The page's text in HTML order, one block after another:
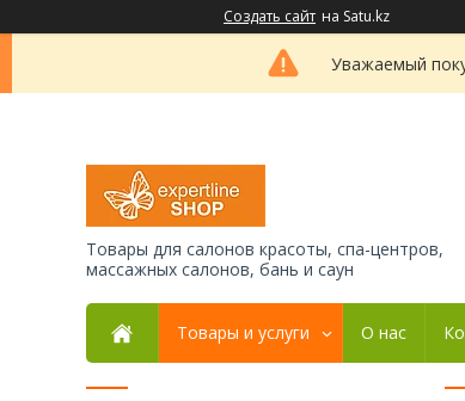
Создать сайт на Satu.kz
Уважаемый
Товары для салонов красоты, спа-центров,
массажных салонов, бань и саун
Товары и услуги О нас